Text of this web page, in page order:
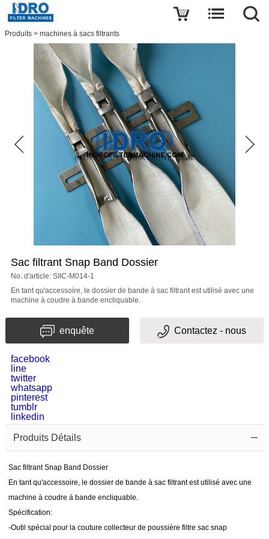
Produits > machines à sacs filtrants
Sac filtrant Snap Band Dossier
No. d'article: SIIC-M014-1
En tant qu'accessoire, le dossier de bande à sac filtrant est utilisé avec une
machine à coudre à bande encliquable.
enquête Contactez - nous
facebook
line
twitter
whatsapp
pinterest
tumblr
linkedin
Produits Détails
Sac filtrant Snap Band Dossier
En tant qu'accessoire, le dossier de bande à sac filtrant est utilisé avec une
machine à coudre à bande encliquable.
Spécification:
-Outil spécial pour la couture collecteur de poussière filtre sac snap
Écrire une critique
Sac
Snap
Band
Dossier
Message
Le
Code
de
vérification